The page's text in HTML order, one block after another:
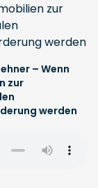
– Wenn
zur
werden